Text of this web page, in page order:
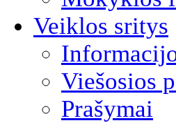
Veiklos sritys
Viešosios
Prašymai